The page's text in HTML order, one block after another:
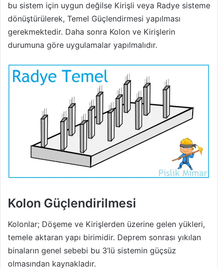
bu sistem için uygun değilse Kirişli veya Radye sisteme
dönüştürülerek, Temel Güçlendirmesi yapılması
gerekmektedir. Daha sonra Kolon ve Kirişlerin
durumuna göre uygulamalar yapılmalıdır.
Kolon Güçlendirilmesi
Kolonlar; Döşeme ve Kirişlerden üzerine gelen yükleri,
temele aktaran yapı birimidir. Deprem sonrası yıkılan
binaların genel sebebi bu 3’lü sistemin güçsüz
olmasından kaynakladır.